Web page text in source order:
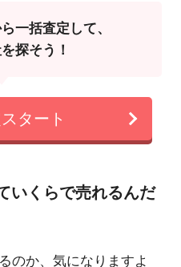
一括査定して、
探そう！
タート
いくらで売れるんだ
のか、気になりますよ